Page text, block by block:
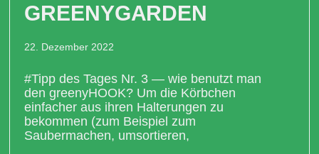
GREENYGARDEN
22. Dezember 2022
#Tipp des Tages Nr. 3 — wie benutzt man
den greenyHOOK? Um die Körbchen
einfacher aus ihren Halterungen zu
bekommen (zum Beispiel zum
Saubermachen, umsortieren,